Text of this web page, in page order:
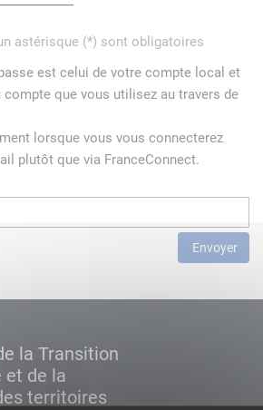
astérisque (*) sont obligatoires
est celui de votre compte local et
compte que vous utilisez au travers de
lorsque vous vous connecterez
plutôt que via FranceConnect.
Envoyer
la Transition
et de la
territoires